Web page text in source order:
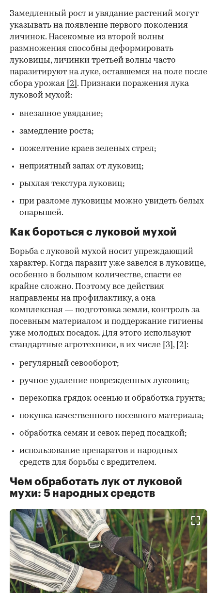
Замедленный рост и увядание растений могут
указывать на появление первого поколения
личинок. Насекомые из второй волны
размножения способны деформировать
луковицы, личинки третьей волны часто
паразитируют на луке, оставшемся на поле после
сбора урожая [2] . Признаки поражения лука
луковой мухой:
внезапное увядание;
замедление роста;
пожелтение краев зеленых стрел;
неприятный запах от луковиц;
рыхлая текстура луковиц;
при разломе луковицы можно увидеть белых
опарышей.
Как бороться с луковой мухой
Борьба с луковой мухой носит упреждающий
характер. Когда паразит уже завелся в луковице,
особенно в большом количестве, спасти ее
крайне сложно. Поэтому все действия
направлены на профилактику, а она
комплексная — подготовка земли, контроль за
посевным материалом и поддержание гигиены
уже молодых посадок. Для этого используют
стандартные агротехники, в их числе
[3] , [2] :
регулярный севооборот;
ручное удаление поврежденных луковиц;
перекопка грядок осенью и обработка грунта;
покупка качественного посевного материала;
обработка семян и севок перед посадкой;
использование препаратов и народных
средств для борьбы с вредителем.
Чем обработать лук от луковой
мухи: 5 народных средств